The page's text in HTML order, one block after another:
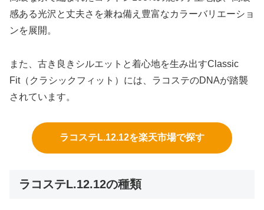
感ある光沢と丈夫さを兼ね備え豊富なカラーバリエーショ
ンを展開。
また、古き良きシルエットと着心地を生み出すClassic
Fit（クラシックフィット）には、ラコステのDNAが踏襲
されています。
ラコステL.12.12を楽天市場で探す
ラコステL.12.12の種類